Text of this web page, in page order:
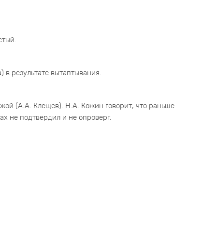
результате вытаптывания.
(А.А. Клещев). Н.А. Кожин говорит, что раньше
не подтвердил и не опроверг.